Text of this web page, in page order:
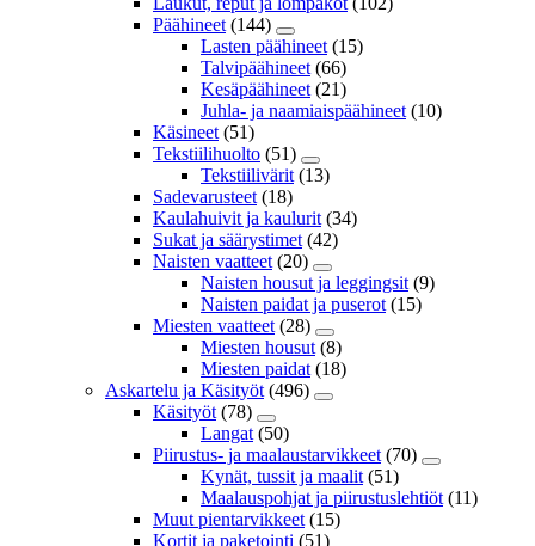
Päähineet (144)
Lasten päähineet (15)
Talvipäähineet (66)
Kesäpäähineet (21)
Juhla- ja naamiaispäähineet (10)
Käsineet (51)
Tekstiilihuolto (51)
Tekstiilivärit (13)
Sadevarusteet (18)
Kaulahuivit ja kaulurit (34)
Sukat ja säärystimet (42)
Naisten vaatteet (20)
Naisten housut ja leggingsit (9)
Naisten paidat ja puserot (15)
Miesten vaatteet (28)
Miesten housut (8)
Miesten paidat (18)
Askartelu ja Käsityöt (496)
Käsityöt (78)
Langat (50)
Piirustus- ja maalaustarvikkeet (70)
Kynät, tussit ja maalit (51)
Maalauspohjat ja piirustuslehtiöt (11)
Muut pientarvikkeet (15)
Kortit ja paketointi (51)